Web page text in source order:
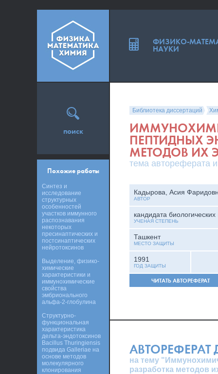
Библиотека диссертаций
ПЕПТИДНЫХ
МЕТОДОВ ИХ
тема автореферата
Кадырова, Асия
АВТОР
кандидата биологических
УЧЕНАЯ СТЕПЕНЬ
Ташкент
МЕСТО ЗАЩИТЫ
1991
ГОД ЗАЩИТЫ
ЧИТАТЬ АВТОРЕФЕРАТ
АВТОРЕФЕРАТ
на тему
разработка методов
поиск
Похожие работы
Синтез и
исследование
структурных
особенностей
участков иммунного
распознавания
некоторых
пресинаптических и
постсинаптических
нейротоксинов
Выделение, физико-
химические
характеристики и
иммунохимические
свойства
эмбрионального
альфа-2-глобулина
Структурно-
функциональная
характеристика
дельта-эндотоксинов
Bacillus Thuringiensis
подвида Galleriae на
основе методов
молекулярного
клонирования
ФИЗИКО-
НАУКИ